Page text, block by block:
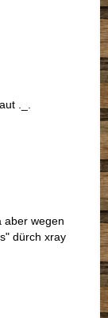
._.
aber wegen
dürch xray